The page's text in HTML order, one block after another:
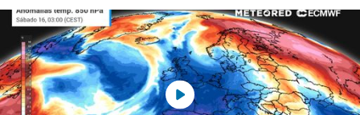
a este
las
y
forma